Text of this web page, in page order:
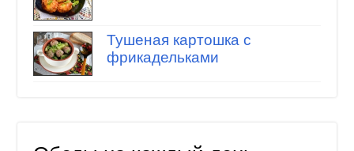
Тушеная картошка с
фрикадельками